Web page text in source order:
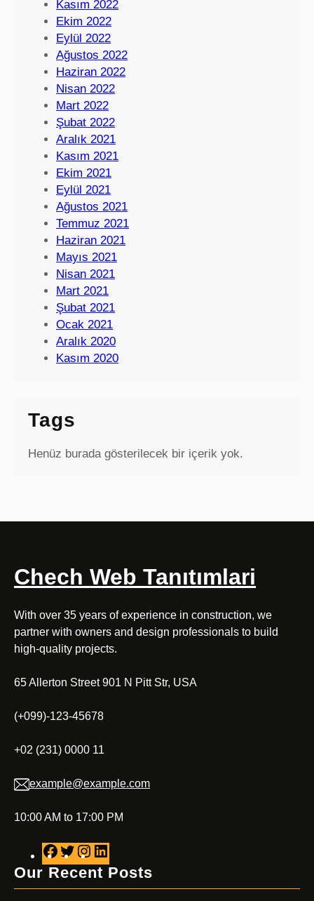
Kasım 2022
Ekim 2022
Eylül 2022
Ağustos 2022
Haziran 2022
Nisan 2022
Mart 2022
Şubat 2022
Aralık 2021
Kasım 2021
Ekim 2021
Eylül 2021
Ağustos 2021
Temmuz 2021
Haziran 2021
Mayıs 2021
Nisan 2021
Mart 2021
Şubat 2021
Ocak 2021
Aralık 2020
Kasım 2020
Tags
Henüz burada gösterilecek bir içerik yok.
Chech Web Tanıtımlari
With over 35 years of experience in construction, we
partner with owners and design professionals to build
high-quality projects.
65 Allerton Street 901 N Pitt Str, USA
(+099)-123-45678
+02 (231) 0000 11
example@example.com
10:00 AM to 17:00 PM
F
a
T
w
n
i
Our Recent Posts